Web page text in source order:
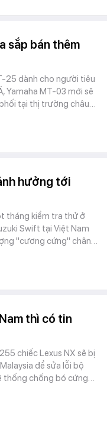
sắp bán thêm
25 dành cho người tiêu
Yamaha MT-03 mới sẽ
tại thị trường châu…
hưởng tới
tháng kiểm tra thử ở
Swift tại Việt Nam
"cương cứng" chân…
thì có tin
chiếc Lexus NX sẽ bị
để sửa lỗi bộ
thống chống bó cứng…